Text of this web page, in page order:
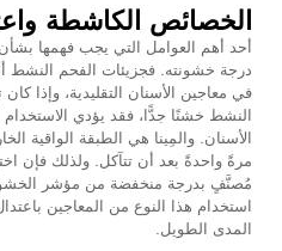
الخصائص الكاشطة
أحد أهم العوامل التي يجب فهمها
درجة خشونته. فجزيئات الفحم النشط
في معاجين الأسنان التقليدية، وإذا
النشط خشنًا جدًّا، فقد يؤدي الاستخدام
الأسنان. والمِينا هي الطبقة الواقية
مرةً واحدةً بعد أن تتآكل. ولذلك فإن
استخدام هذا النوع من المعاجين
المدى الطويل.